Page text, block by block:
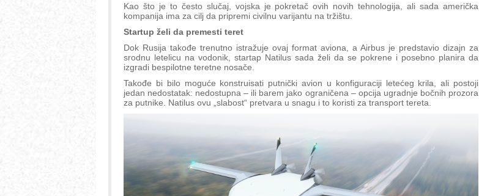
Kao što je to često slučaj, vojska je pokretač ovih novih tehnologija, ali sada američka
kompanija ima za cilj da pripremi civilnu varijantu na tržištu.
Startup želi da premesti teret
Dok Rusija takođe trenutno istražuje ovaj format aviona, a Airbus je predstavio dizajn za
srodnu letelicu na vodonik, startap Natilus sada želi da se pokrene i posebno planira da
izgradi bespilotne teretne nosače.
Takođe bi bilo moguće konstruisati putnički avion u konfiguraciji letećeg krila, ali postoji
jedan nedostatak: nedostupna – ili barem jako ograničena – opcija ugradnje bočnih prozora
za putnike. Natilus ovu „slabost“ pretvara u snagu i to koristi za transport tereta.